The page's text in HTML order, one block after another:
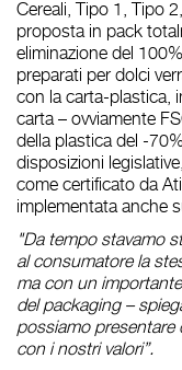
Cereali, Tipo 1, Tipo
proposta in pack
eliminazione del
preparati per dolci
con la carta-plastica,
carta – ovviamente
della plastica del -
disposizioni
come certificato da
implementata anche
"Da tempo stavamo
al consumatore la
ma con un
del packaging –
possiamo
con i nostri valori”.